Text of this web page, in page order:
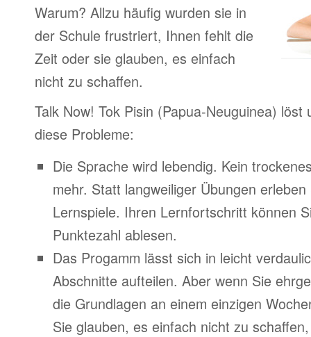
Warum? Allzu häufig wurden sie in
der Schule frustriert, Ihnen fehlt die
Zeit oder sie glauben, es einfach
nicht zu schaffen.
Talk Now! Tok Pisin (Papua-Neuguinea)
diese Probleme:
Die Sprache wird lebendig. Kein
mehr. Statt langweiliger Übungen
Lernspiele. Ihren Lernfortschritt können
Punktezahl ablesen.
Das Progamm lässt sich in leicht
Abschnitte aufteilen. Aber wenn Sie
die Grundlagen an einem einzigen
Sie glauben, es einfach nicht zu